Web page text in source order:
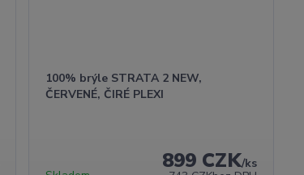
100% brýle STRATA 2 NEW,
ČERVENÉ, ČIRÉ PLEXI
899 CZK/ks